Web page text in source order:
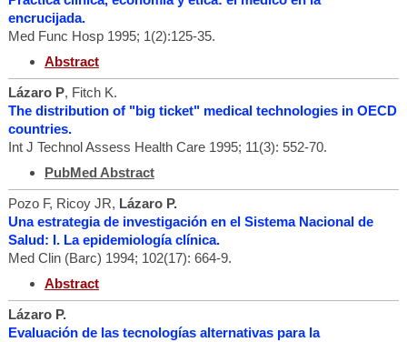
encrucijada.
Med Func Hosp 1995; 1(2):125-35.
Abstract
Lázaro P, Fitch K.
The distribution of "big ticket" medical technologies in OECD
countries.
Int J Technol Assess Health Care 1995; 11(3): 552-70.
PubMed Abstract
Pozo F, Ricoy JR, Lázaro P.
Una estrategia de investigación en el Sistema Nacional de
Salud: I. La epidemiología clínica.
Med Clin (Barc) 1994; 102(17): 664-9.
Abstract
Lázaro P.
Evaluación de las tecnologías alternativas para la